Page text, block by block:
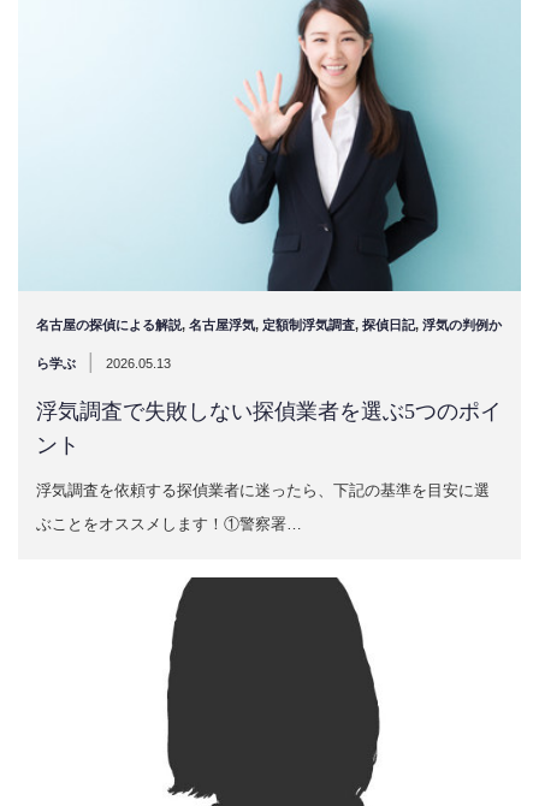
名古屋の探偵による解説, 名古屋浮気, 定額制浮気調査, 探偵日記, 浮気の判例か
ら学ぶ 2026.05.13
浮気調査で失敗しない探偵業者を選ぶ5つのポイ
ント
浮気調査を依頼する探偵業者に迷ったら、下記の基準を目安に選
ぶことをオススメします！①警察署…